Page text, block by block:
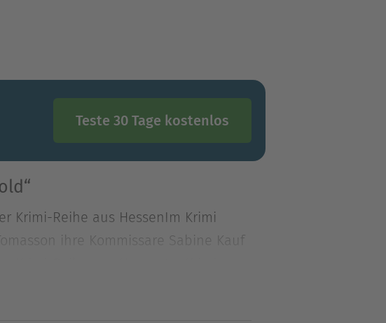
Teste 30 Tage kostenlos
Krimi-Reihe aus HessenIm Krimi
ihre Kommissare Sabine Kauf
ihre Kommissare Sabine